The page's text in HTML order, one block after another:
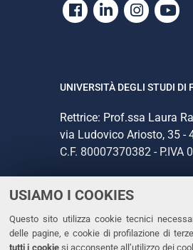
USIAMO I COOKIES
Questo sito utilizza cookie tecnici
delle pagine, e cookie di profilazione di
tutti i cookiesi acconsente all’utilizzo dei
Facebook
Linkedin
UNIVERSITÀ DEGLI STUDI DI
Rettrice: Prof.ssa Laura
via Ludovico Ariosto, 35 -
C.F. 80007370382 - P.IVA
CONTATTI
Tel. +39 0532 293111
Fax. +39 0532 293031